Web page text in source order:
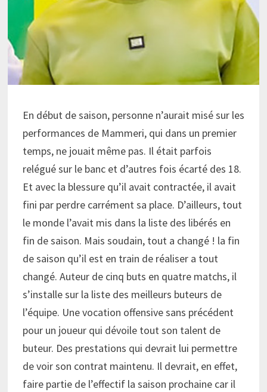
En début de saison, personne n’aurait misé sur les
performances de Mammeri, qui dans un premier
temps, ne jouait même pas. Il était parfois
relégué sur le banc et d’autres fois écarté des 18.
Et avec la blessure qu’il avait contractée, il avait
fini par perdre carrément sa place. D’ailleurs, tout
le monde l’avait mis dans la liste des libérés en
fin de saison. Mais soudain, tout a changé ! la fin
de saison qu’il est en train de réaliser a tout
changé. Auteur de cinq buts en quatre matchs, il
s’installe sur la liste des meilleurs buteurs de
l’équipe. Une vocation offensive sans précédent
pour un joueur qui dévoile tout son talent de
buteur. Des prestations qui devrait lui permettre
de voir son contrat maintenu. Il devrait, en effet,
faire partie de l’effectif la saison prochaine car il